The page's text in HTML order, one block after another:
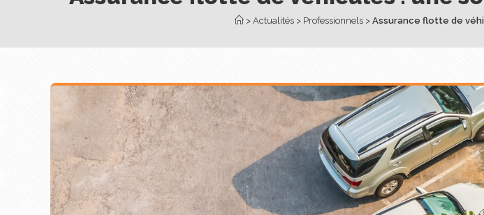
> Actualités > Professionnels > Assurance flotte de